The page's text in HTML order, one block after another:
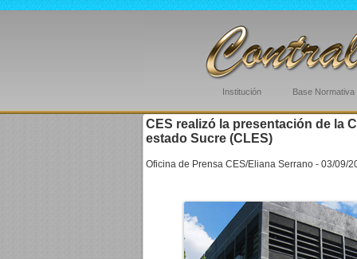
Institución Base Normativa
CES realizó la presentación de la
estado Sucre (CLES)
Oficina de Prensa CES/Eliana Serrano - 03/09/